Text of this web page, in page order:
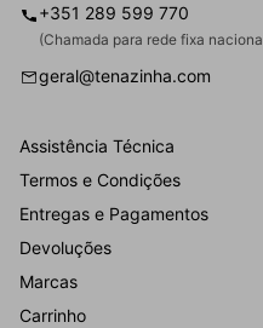
+351 289 599 770
(Chamada para rede fixa
geral@tenazinha.com
Assistência Técnica
Termos e Condições
Entregas e Pagamentos
Devoluções
Marcas
Carrinho